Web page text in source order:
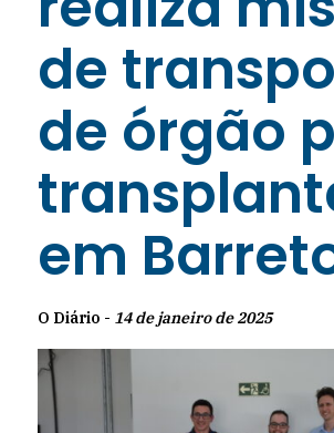
de
de órgão
em
O Diário - 14 de janeiro de 2025